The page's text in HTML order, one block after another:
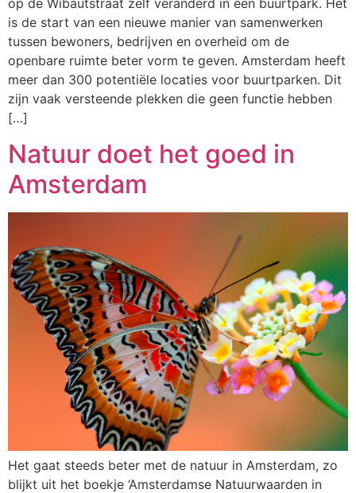
op de Wibautstraat zelf veranderd in een buurtpark. Het
is de start van een nieuwe manier van samenwerken
tussen bewoners, bedrijven en overheid om de
openbare ruimte beter vorm te geven. Amsterdam heeft
meer dan 300 potentiële locaties voor buurtparken. Dit
zijn vaak versteende plekken die geen functie hebben
[…]
Natuur doet het goed in
Amsterdam
Het gaat steeds beter met de natuur in Amsterdam, zo
blijkt uit het boekje ‘Amsterdamse Natuurwaarden in